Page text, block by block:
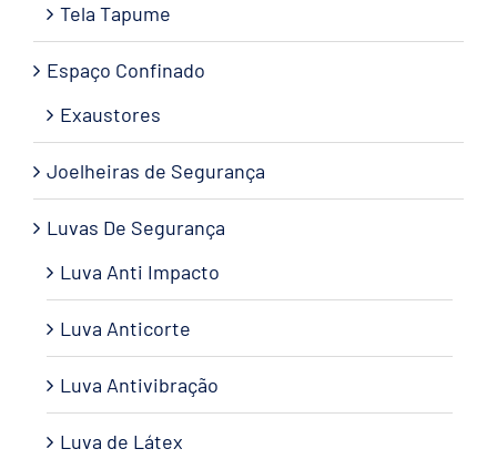
Tela Tapume
Espaço Confinado
Exaustores
Joelheiras de Segurança
Luvas De Segurança
Luva Anti Impacto
Luva Anticorte
Luva Antivibração
Luva de Látex